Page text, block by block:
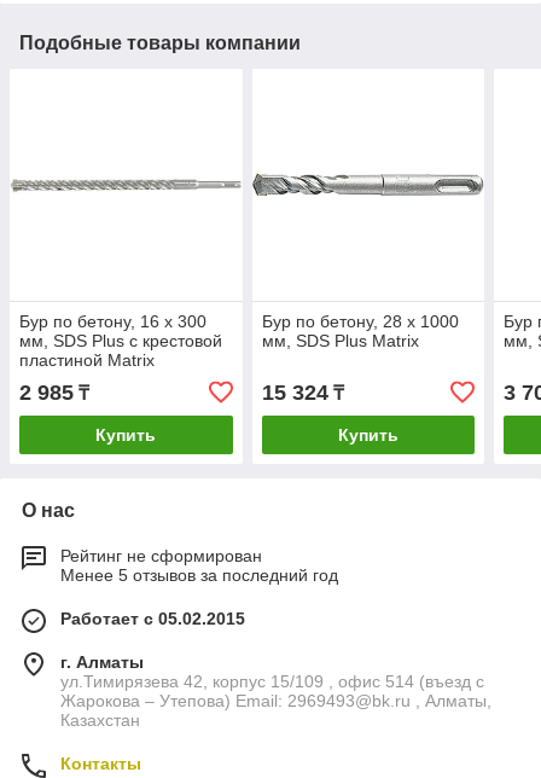
Подобные товары компании
Бур по бетону, 16 x 300
мм, SDS Plus c крестовой
пластиной Matrix
2 985 ₸
Купить
Бур по бетону, 28 x 1000
мм, SDS Plus Matrix
15 324₸
Купить
Бур
мм,
3
О нас
Рейтинг не сформирован
Менее 5 отзывов за последний год
Работает с 05.02.2015
г. Алматы
ул.Тимирязева 42, корпус 15/109 , офис 514 (въезд с
Жарокова – Утепова) Email: 2969493@bk.ru , Алматы,
Казахстан
Контакты